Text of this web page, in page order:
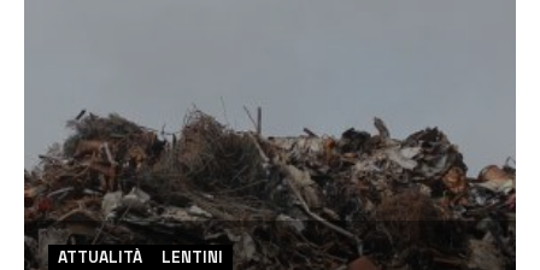
ATTUALITÀ LENTINI